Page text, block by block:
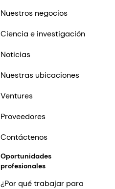
Nuestros negocios
Ciencia e investigación
Noticias
Nuestras ubicaciones
Ventures
Proveedores
Contáctenos
Oportunidades
profesionales
¿Por qué trabajar para